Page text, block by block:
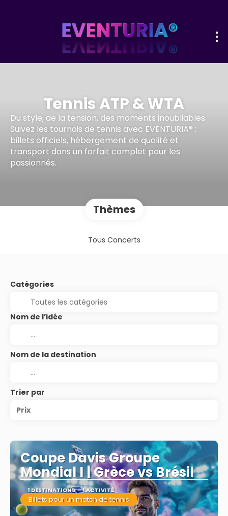
Tennis ATP & WTA
Du style, de la tension, des moments inoubliables.
Suivez les tournois de tennis avec EVENTURIA® :
billets officiels, hébergement de qualité et
transport dans un forfait complet pour les
passionnés.
Thèmes
Tous Concerts
Catégories
Nom de l’idée
Nom de la destination
Trier par
Prix
Coupe Davis Groupe
Mondial I | Grèce vs Brésil
1 DESTINATIONS 1 ACTIVITÉ
Billets pour un match de tennis